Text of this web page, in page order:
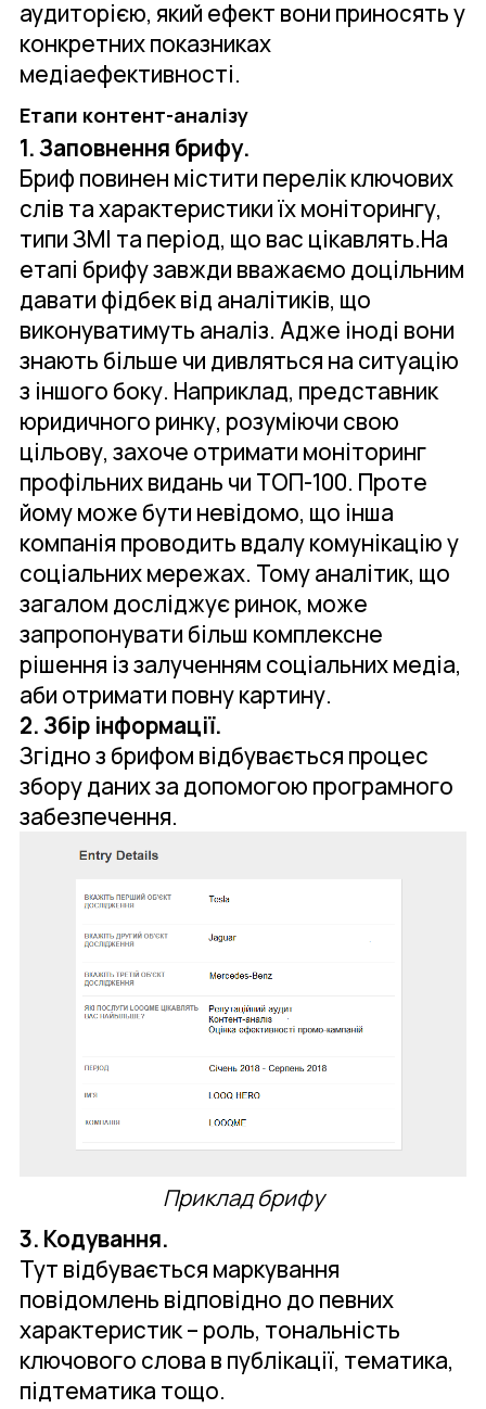
аудиторією, який ефект вони приносять у
конкретних показниках
медіаефективності.
Етапи контент-аналізу
1. Заповнення брифу.
Бриф повинен містити перелік ключових
слів та характеристики їх моніторингу,
типи ЗМІ та період, що вас цікавлять.На
етапі брифу завжди вважаємо доцільним
давати фідбек від аналітиків, що
виконуватимуть аналіз. Адже іноді вони
знають більше чи дивляться на ситуацію
з іншого боку. Наприклад, представник
юридичного ринку, розуміючи свою
цільову, захоче отримати моніторинг
профільних видань чи ТОП-100. Проте
йому може бути невідомо, що інша
компанія проводить вдалу комунікацію у
соціальних мережах. Тому аналітик, що
загалом досліджує ринок, може
запропонувати більш комплексне
рішення із залученням соціальних медіа,
аби отримати повну картину.
2. Збір інформації.
Згідно з брифом відбувається процес
збору даних за допомогою програмного
забезпечення.
Приклад брифу
3. Кодування.
Тут відбувається маркування
повідомлень відповідно до певних
характеристик – роль, тональність
ключового слова в публікації, тематика,
підтематика тощо.